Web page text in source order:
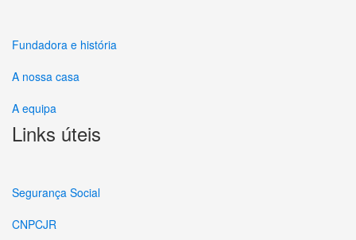
Fundadora e história
A nossa casa
A equipa
Links úteis
Segurança Social
CNPCJR